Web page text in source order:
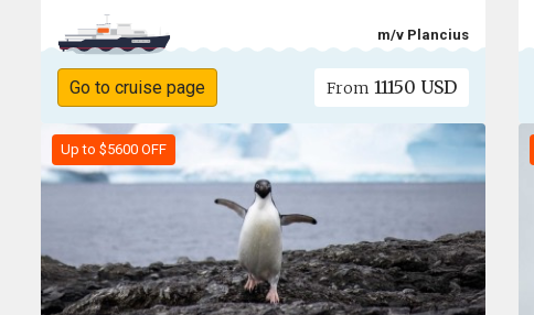
m/v Plancius
Go to cruise page From 11150 USD
Up to $5600 OFF